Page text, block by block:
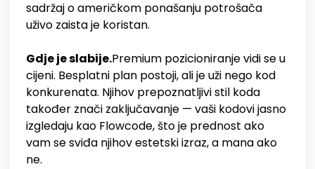
sadržaj o američkom ponašanju potrošača
uživo zaista je koristan.
Gdje je slabije.Premium pozicioniranje vidi se u
cijeni. Besplatni plan postoji, ali je uži nego kod
konkurenata. Njihov prepoznatljivi stil koda
također znači zaključavanje — vaši kodovi jasno
izgledaju kao Flowcode, što je prednost ako
vam se sviđa njihov estetski izraz, a mana ako
ne.